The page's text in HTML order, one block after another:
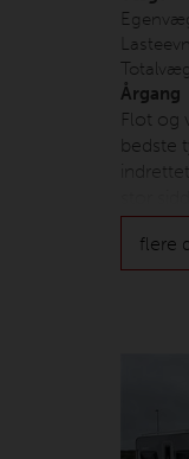
Årgang
Flot og
bedste
modsat
flere